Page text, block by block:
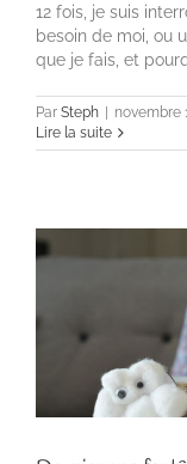
12 fois, je suis
besoin de moi, ou
que je fais, et
Par Steph novembre
Lire la suite